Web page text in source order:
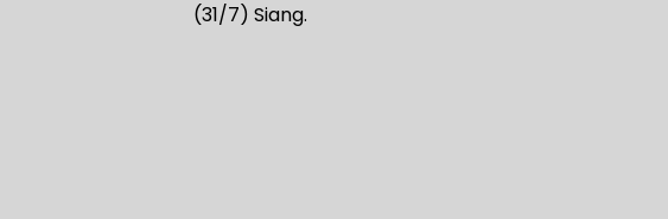
(31/7) Siang.